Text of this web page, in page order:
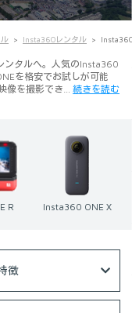
Insta360レンタル
ンタルへ。人気のInsta360
を格安でお試しが可能
像を撮影でき… 続きを読む
R Insta360 ONE X
徴